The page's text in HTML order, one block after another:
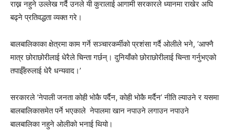
राख्न नहुने उल्लेख गर्दै उनले यी कुरालाई आगामी सरकारले ध्यानमा राखेर अघि
बढ्ने प्रतिवद्धता व्यक्त गरे।
बालबालिकाका क्षेत्रमा काम गर्ने सञ्चारकर्मीको प्रशंसा गर्दै ओलीले भने, ‘आफ्नै
मात्र छोराछोरीलाई धेरैले चिन्ता गर्छन्। दुनियाँको छोराछोरीलाई चिन्ता गर्नुभएको
तपाईँहरुलाई धेरै धन्यवाद।’
सरकारले ‘नेपाली जनता कोही भोकै पर्दैन, कोही भोकै मर्दैन’ नीति ल्याउने र यसमा
बालबालिकासमेत पर्ने भएकाले नेपालमा खान नपाउने लगाउन नपाउने
बालबालिका नहुने ओलीको भनाई थियो।